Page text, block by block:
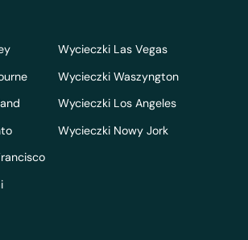
Wycieczki Las Vegas
Wycieczki Waszyngton
Wycieczki Los Angeles
Wycieczki Nowy Jork